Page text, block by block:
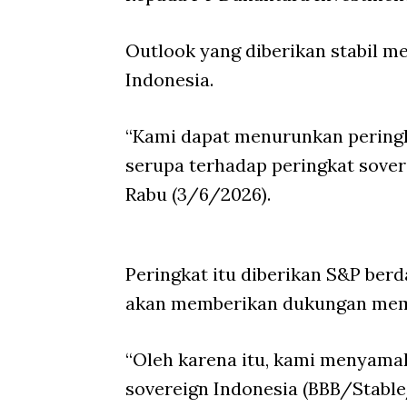
Outlook yang diberikan stabil
Indonesia.
“Kami dapat menurunkan
serupa terhadap peringkat
Rabu (3/6/2026).
Peringkat itu diberikan S&P
akan memberikan dukungan
“Oleh karena itu, kami
sovereign Indonesia (BBB/